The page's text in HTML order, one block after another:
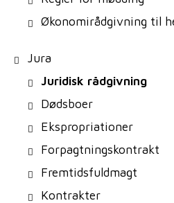
Økonomirådgivning til
Jura
Juridisk rådgivning
Dødsboer
Ekspropriationer
Forpagtningskontrakt
Fremtidsfuldmagt
Kontrakter